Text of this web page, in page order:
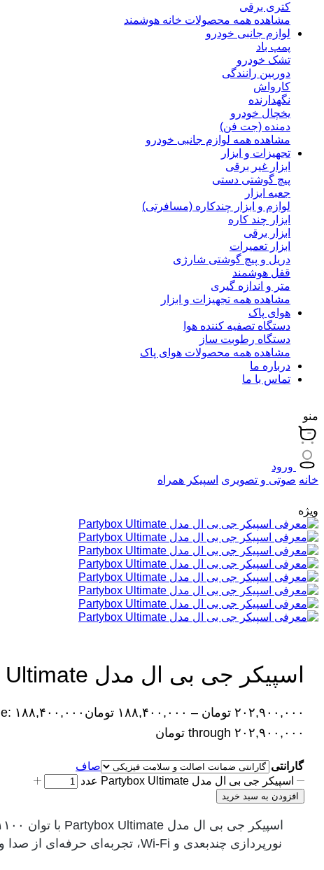
کتری برقی
مشاهده همه محصولات خانه هوشمند
لوازم جانبی خودرو
پمپ باد
تشک خودرو
دوربین رانندگی
کارواش
نگهدارنده
یخچال خودرو
دمنده (جت فن)
مشاهده همه لوازم جانبی خودرو
تجهیزات و ابزار
ابزار غیر برقی
پیچ گوشتی دستی
جعبه ابزار
لوازم و ابزار چندکاره (مسافرتی)
ابزار چند کاره
ابزار برقی
ابزار تعمیرات
دریل و پیچ گوشتی شارژی
قفل هوشمند
متر و اندازه گیری
مشاهده همه تجهیزات و ابزار
هوای پاک
دستگاه تصفیه کننده هوا
دستگاه رطوبت ساز
مشاهده همه محصولات هوای پاک
درباره ما
تماس با ما
منو
ورود
خانه صوتی و تصویری اسپیکر همراه
ویژه
اسپیکر جی بی ال مدل Partybox Ultimate
۲۰۲,۹۰۰,۰۰۰ تومان – ۱۸۸,۴۰۰,۰۰۰ تومان
through ۲۰۲,۹۰۰,۰۰۰ تومان
گارانتی
صاف
اسپیکر جی بی ال مدل Partybox Ultimate عدد
افزودن به سبد خرید
نورپردازی چندبعدی و Wi-Fi، تجربه‌ای حرفه‌ای از صدا و نور برای هر مهمانی.